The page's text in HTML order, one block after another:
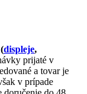
(displeje,
prijaté v
a tovar je
v prípade